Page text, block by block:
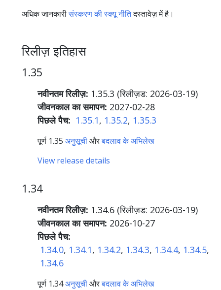
अधिक जानकारीसंस्करण की स्क्यू नीतिदस्तावेज़ में है।
रिलीज़ इतिहास
1.35
नवीनतम रिलीज़: 1.35.3 (रिलीज़ड: 2026-03-19)
जीवनकाल का समापन: 2027-02-28
पिछले पैच: 1.35.1, 1.35.2, 1.35.3
पूर्ण 1.35 अनुसूचीऔरबदलाव के अभिलेख
View release details
1.34
नवीनतम रिलीज़: 1.34.6 (रिलीज़ड: 2026-03-19)
जीवनकाल का समापन: 2026-10-27
पिछले पैच:
1.34.0, 1.34.1, 1.34.2, 1.34.3, 1.34.4, 1.34.5,
1.34.6
पूर्ण 1.34अनुसूचीऔरबदलाव के अभिलेख